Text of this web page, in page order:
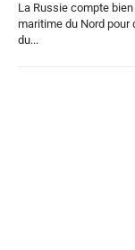
La Russie compte
maritime du Nord pour
du...